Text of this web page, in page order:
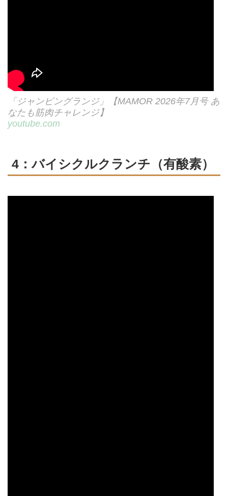
「ジャンピングランジ」【MAMOR 2026年7月号 あ
なたも筋肉チャレンジ】
youtube.com
4：バイシクルクランチ（有酸素）